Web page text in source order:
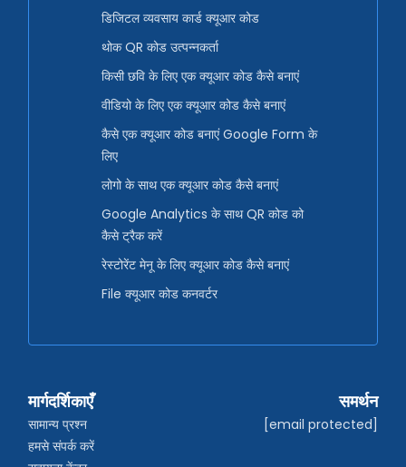
डिजिटल व्यवसाय कार्ड क्यूआर कोड
थोक QR कोड उत्पन्नकर्ता
किसी छवि के लिए एक क्यूआर कोड कैसे बनाएं
वीडियो के लिए एक क्यूआर कोड कैसे बनाएं
कैसे एक क्यूआर कोड बनाएं Google Form के
लिए
लोगो के साथ एक क्यूआर कोड कैसे बनाएं
Google Analytics के साथ QR कोड को
कैसे ट्रैक करें
रेस्टोरेंट मेनू के लिए क्यूआर कोड कैसे बनाएं
File क्यूआर कोड कनवर्टर
मार्गदर्शिकाएँ
सामान्य प्रश्न
हमसे संपर्क करें
समर्थन
[email protected]